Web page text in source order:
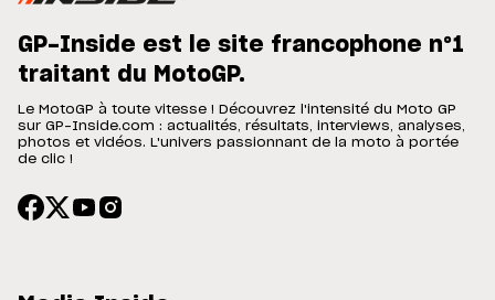
GP-Inside est le site francophone n°1
traitant du MotoGP.
Le MotoGP à toute vitesse ! Découvrez l'intensité du Moto GP
sur GP-Inside.com : actualités, résultats, interviews, analyses,
photos et vidéos. L'univers passionnant de la moto à portée
de clic !